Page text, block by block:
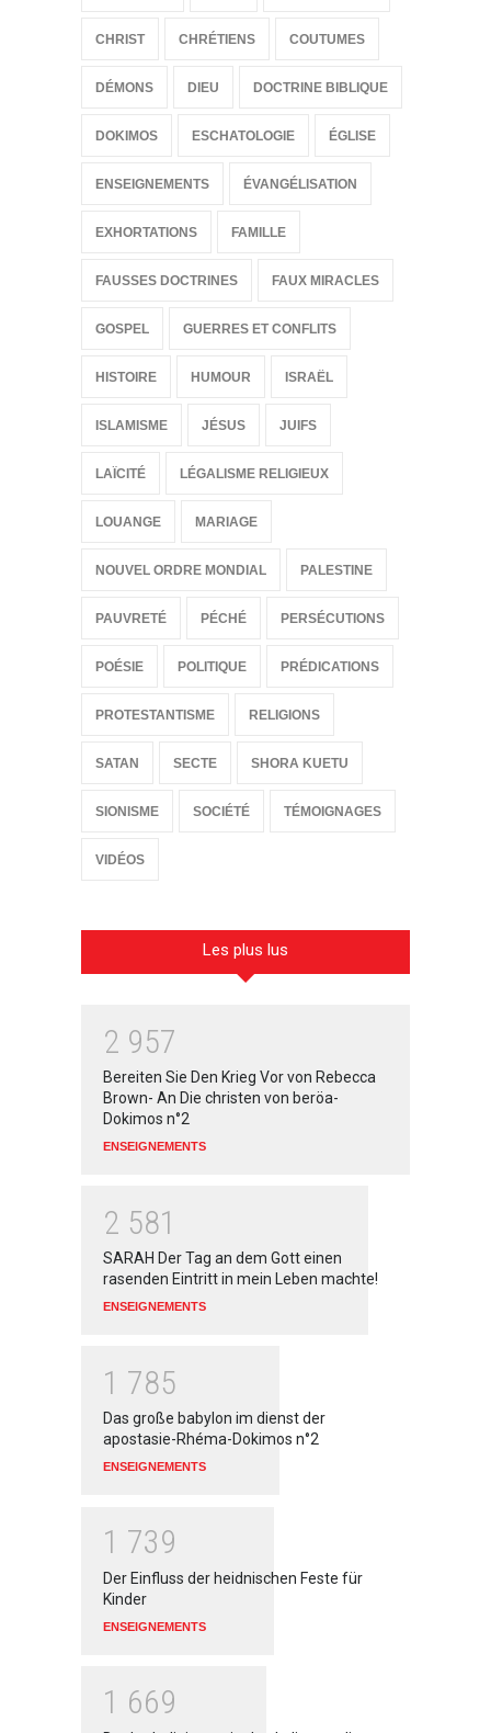
CHRIST CHRÉTIENS COUTUMES
DÉMONS DIEU DOCTRINE BIBLIQUE
DOKIMOS ESCHATOLOGIE ÉGLISE
ENSEIGNEMENTS ÉVANGÉLISATION
EXHORTATIONS FAMILLE
FAUSSES DOCTRINES FAUX MIRACLES
GOSPEL GUERRES ET CONFLITS
HISTOIRE HUMOUR ISRAËL
ISLAMISME JÉSUS JUIFS
LAÏCITÉ LÉGALISME RELIGIEUX
LOUANGE MARIAGE
NOUVEL ORDRE MONDIAL PALESTINE
PAUVRETÉ PÉCHÉ PERSÉCUTIONS
POÉSIE POLITIQUE PRÉDICATIONS
PROTESTANTISME RELIGIONS
SATAN SECTE SHORA KUETU
SIONISME SOCIÉTÉ TÉMOIGNAGES
VIDÉOS
Les plus lus
2 957
Bereiten Sie Den Krieg Vor von Rebecca
Brown- An Die christen von beröa-
Dokimos n°2
ENSEIGNEMENTS
2 581
SARAH Der Tag an dem Gott einen
rasenden Eintritt in mein Leben machte!
ENSEIGNEMENTS
1 785
Das große babylon im dienst der
apostasie-Rhéma-Dokimos n°2
ENSEIGNEMENTS
1 739
Der Einfluss der heidnischen Feste für
Kinder
ENSEIGNEMENTS
1 669